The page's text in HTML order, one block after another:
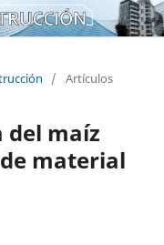
/ Artículos
del maíz
material